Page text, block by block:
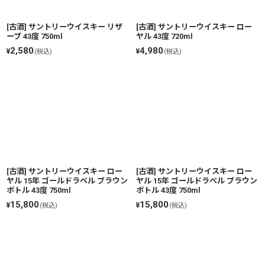
[古酒] サントリーウイスキー リザ
ーブ 43度 750ml
¥2,580(税込)
[古酒] サントリーウイスキー ロー
ヤル 43度 720ml
¥4,980(税込)
[古酒] サントリーウイスキー ロー
ヤル 15年 ゴールドラベル ブラウン
ボトル 43度 750ml
¥15,800(税込)
[古酒] サントリーウイスキー ロー
ヤル 15年 ゴールドラベル ブラウン
ボトル 43度 750ml
¥15,800(税込)